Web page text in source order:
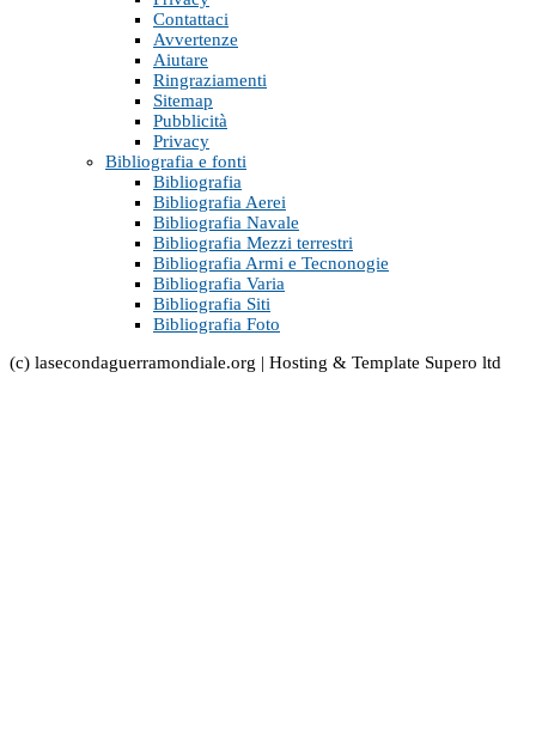
Contattaci
Avvertenze
Aiutare
Ringraziamenti
Sitemap
Pubblicità
Privacy
Bibliografia e fonti
Bibliografia
Bibliografia Aerei
Bibliografia Navale
Bibliografia Mezzi terrestri
Bibliografia Armi e Tecnonogie
Bibliografia Varia
Bibliografia Siti
Bibliografia Foto
(c) lasecondaguerramondiale.org | Hosting & Template Supero ltd